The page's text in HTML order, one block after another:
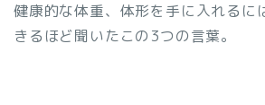
健康的な体重、体形を手に入れるに
きるほど聞いたこの3つの言葉。